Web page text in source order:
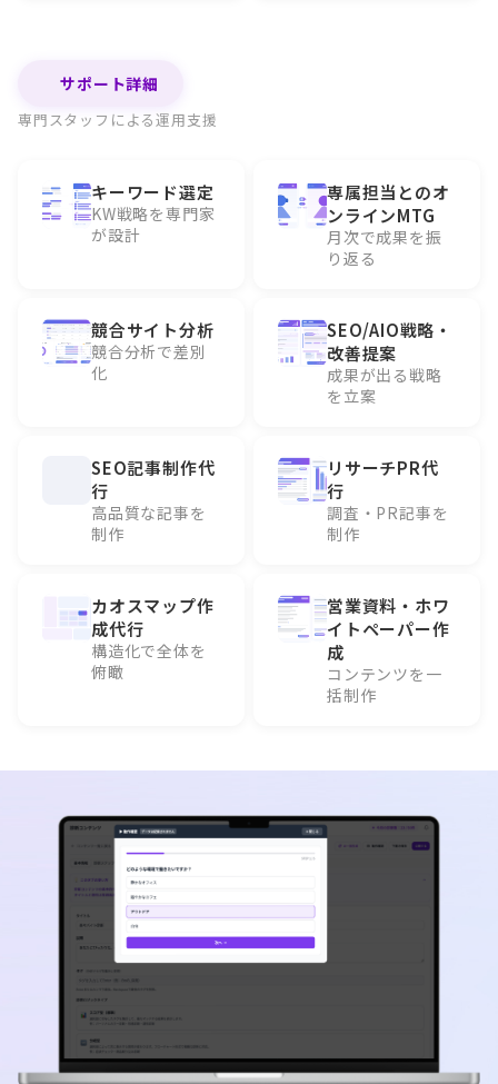
サポート詳細
専門スタッフによる運用支援
キーワード選定
KW戦略を専門家
が設計
専属担当とのオ
ンラインMTG
月次で成果を振
り返る
競合サイト分析
競合分析で差別
化
SEO/AIO戦略・
改善提案
成果が出る戦略
を立案
SEO記事制作代
行
高品質な記事を
制作
リサーチPR代
行
調査・PR記事を
制作
カオスマップ作
成代行
構造化で全体を
俯瞰
営業資料・ホワ
イトペーパー作
成
コンテンツを一
括制作